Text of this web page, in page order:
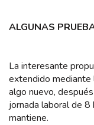
ALGUNAS
La interesante
extendido mediante
algo nuevo,
jornada laboral de
mantiene.